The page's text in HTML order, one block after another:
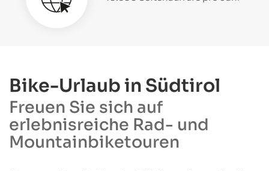
Bike-Urlaub in Südtirol
Freuen Sie sich auf
erlebnisreiche Rad- und
Mountainbiketouren